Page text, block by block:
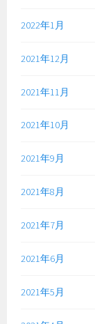
2022年1月
2021年12月
2021年11月
2021年10月
2021年9月
2021年8月
2021年7月
2021年6月
2021年5月